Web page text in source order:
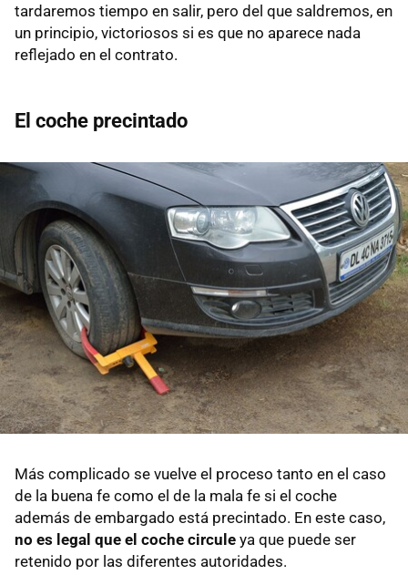
tardaremos tiempo en salir, pero del que saldremos, en
un principio, victoriosos si es que no aparece nada
reflejado en el contrato.
El coche precintado
Más complicado se vuelve el proceso tanto en el caso
de la buena fe como el de la mala fe si el coche
además de embargado está precintado. En este caso,
no es legal que el coche circule ya que puede ser
retenido por las diferentes autoridades.